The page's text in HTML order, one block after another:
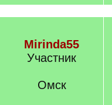
Mirinda55
Участник
Омск